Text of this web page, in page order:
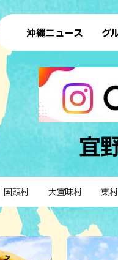
沖縄ニュース グ
ラ
テイ
すし
沖
ステー
その他
ブッフェ
宜
国頭村 大宜味村 東村